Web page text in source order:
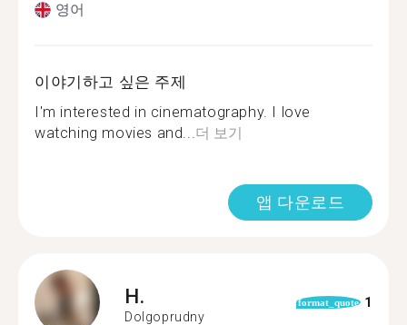
영어
이야기하고 싶은 주제
I'm interested in cinematography. I love
watching movies and...더 보기
앱 다운로드
H.
Dolgoprudny
format_quote 1